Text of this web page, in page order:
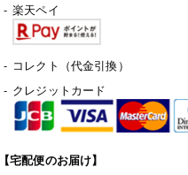
- 楽天ペイ
- コレクト（代金引換）
- クレジットカード
【宅配便のお届け】